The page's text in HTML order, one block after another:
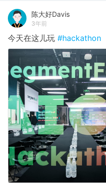
陈大好Davis
3年前
今天在这儿玩 #hackathon